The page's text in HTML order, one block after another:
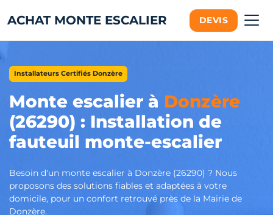
ACHAT MONTE ESCALIER DEVIS
Installateurs Certifiés Donzère
Monte escalier à Donzère
(26290) : Installation de
fauteuil monte-escalier
Besoin d'un monte escalier à Donzère (26290) ? Nous
proposons des solutions fiables et adaptées à votre
domicile, pour un confort retrouvé près de la Mairie de
Donzère.